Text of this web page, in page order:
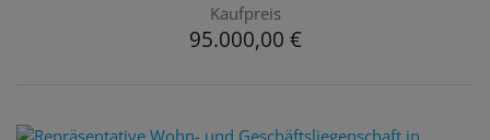
Kaufpreis
95.000,00 €